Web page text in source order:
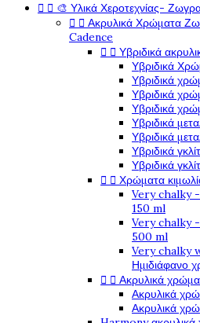
  🎨 Υλικά Χεροτεχνίας-
  Ακρυλικά Χρώματα
Cadence
  Υβριδικά
Υβριδικά
Υβριδικά
Υβριδικά
Υβριδικά
Υβριδικά
Υβριδικά
Υβριδικά
Υβριδικά
  Χρώματα
Very chalky -
150 ml
Very chalky -
500 ml
Very chalky
Ημιδιάφανο
  Ακρυλικά
Ακρυλικά
Ακρυλικά